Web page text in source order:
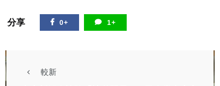
分享 0+ 1+
較新